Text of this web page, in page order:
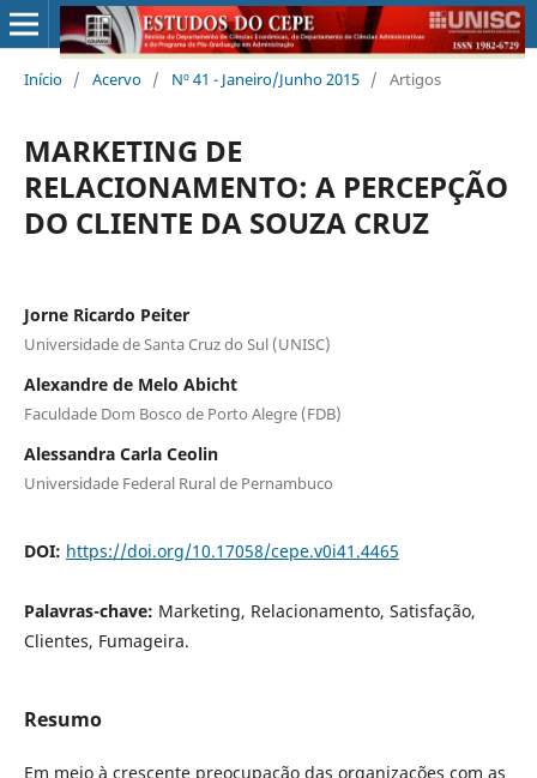
Início / Acervo / Nº 41 - Janeiro/Junho 2015 / Artigos
MARKETING DE
RELACIONAMENTO: A PERCEPÇÃO
DO CLIENTE DA SOUZA CRUZ
Jorne Ricardo Peiter
Universidade de Santa Cruz do Sul (UNISC)
Alexandre de Melo Abicht
Faculdade Dom Bosco de Porto Alegre (FDB)
Alessandra Carla Ceolin
Universidade Federal Rural de Pernambuco
DOI: https://doi.org/10.17058/cepe.v0i41.4465
Palavras-chave: Marketing, Relacionamento, Satisfação,
Clientes, Fumageira.
Resumo
Em meio à crescente preocupação das organizações com as